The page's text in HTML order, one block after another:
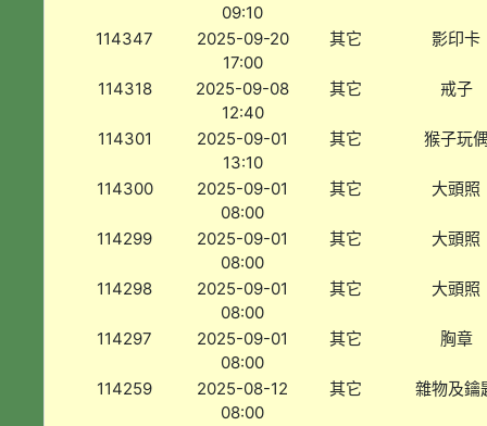
09:10
114347
2025-09-20
17:00
其它 影印卡
114318
2025-09-08
12:40
其它 戒子
114301
2025-09-01
13:10
其它 猴子玩
114300
2025-09-01
08:00
其它 大頭照
114299
2025-09-01
08:00
其它 大頭照
114298
2025-09-01
08:00
其它 大頭照
114297
2025-09-01
08:00
其它 胸章
114259
2025-08-12
08:00
其它 雜物及鑰